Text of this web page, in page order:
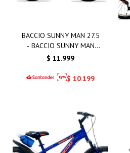
BACCIO SUNNY MAN 27.5
- BACCIO SUNNY MAN
27.5 VERDE
$ 11.999
$ 10.199